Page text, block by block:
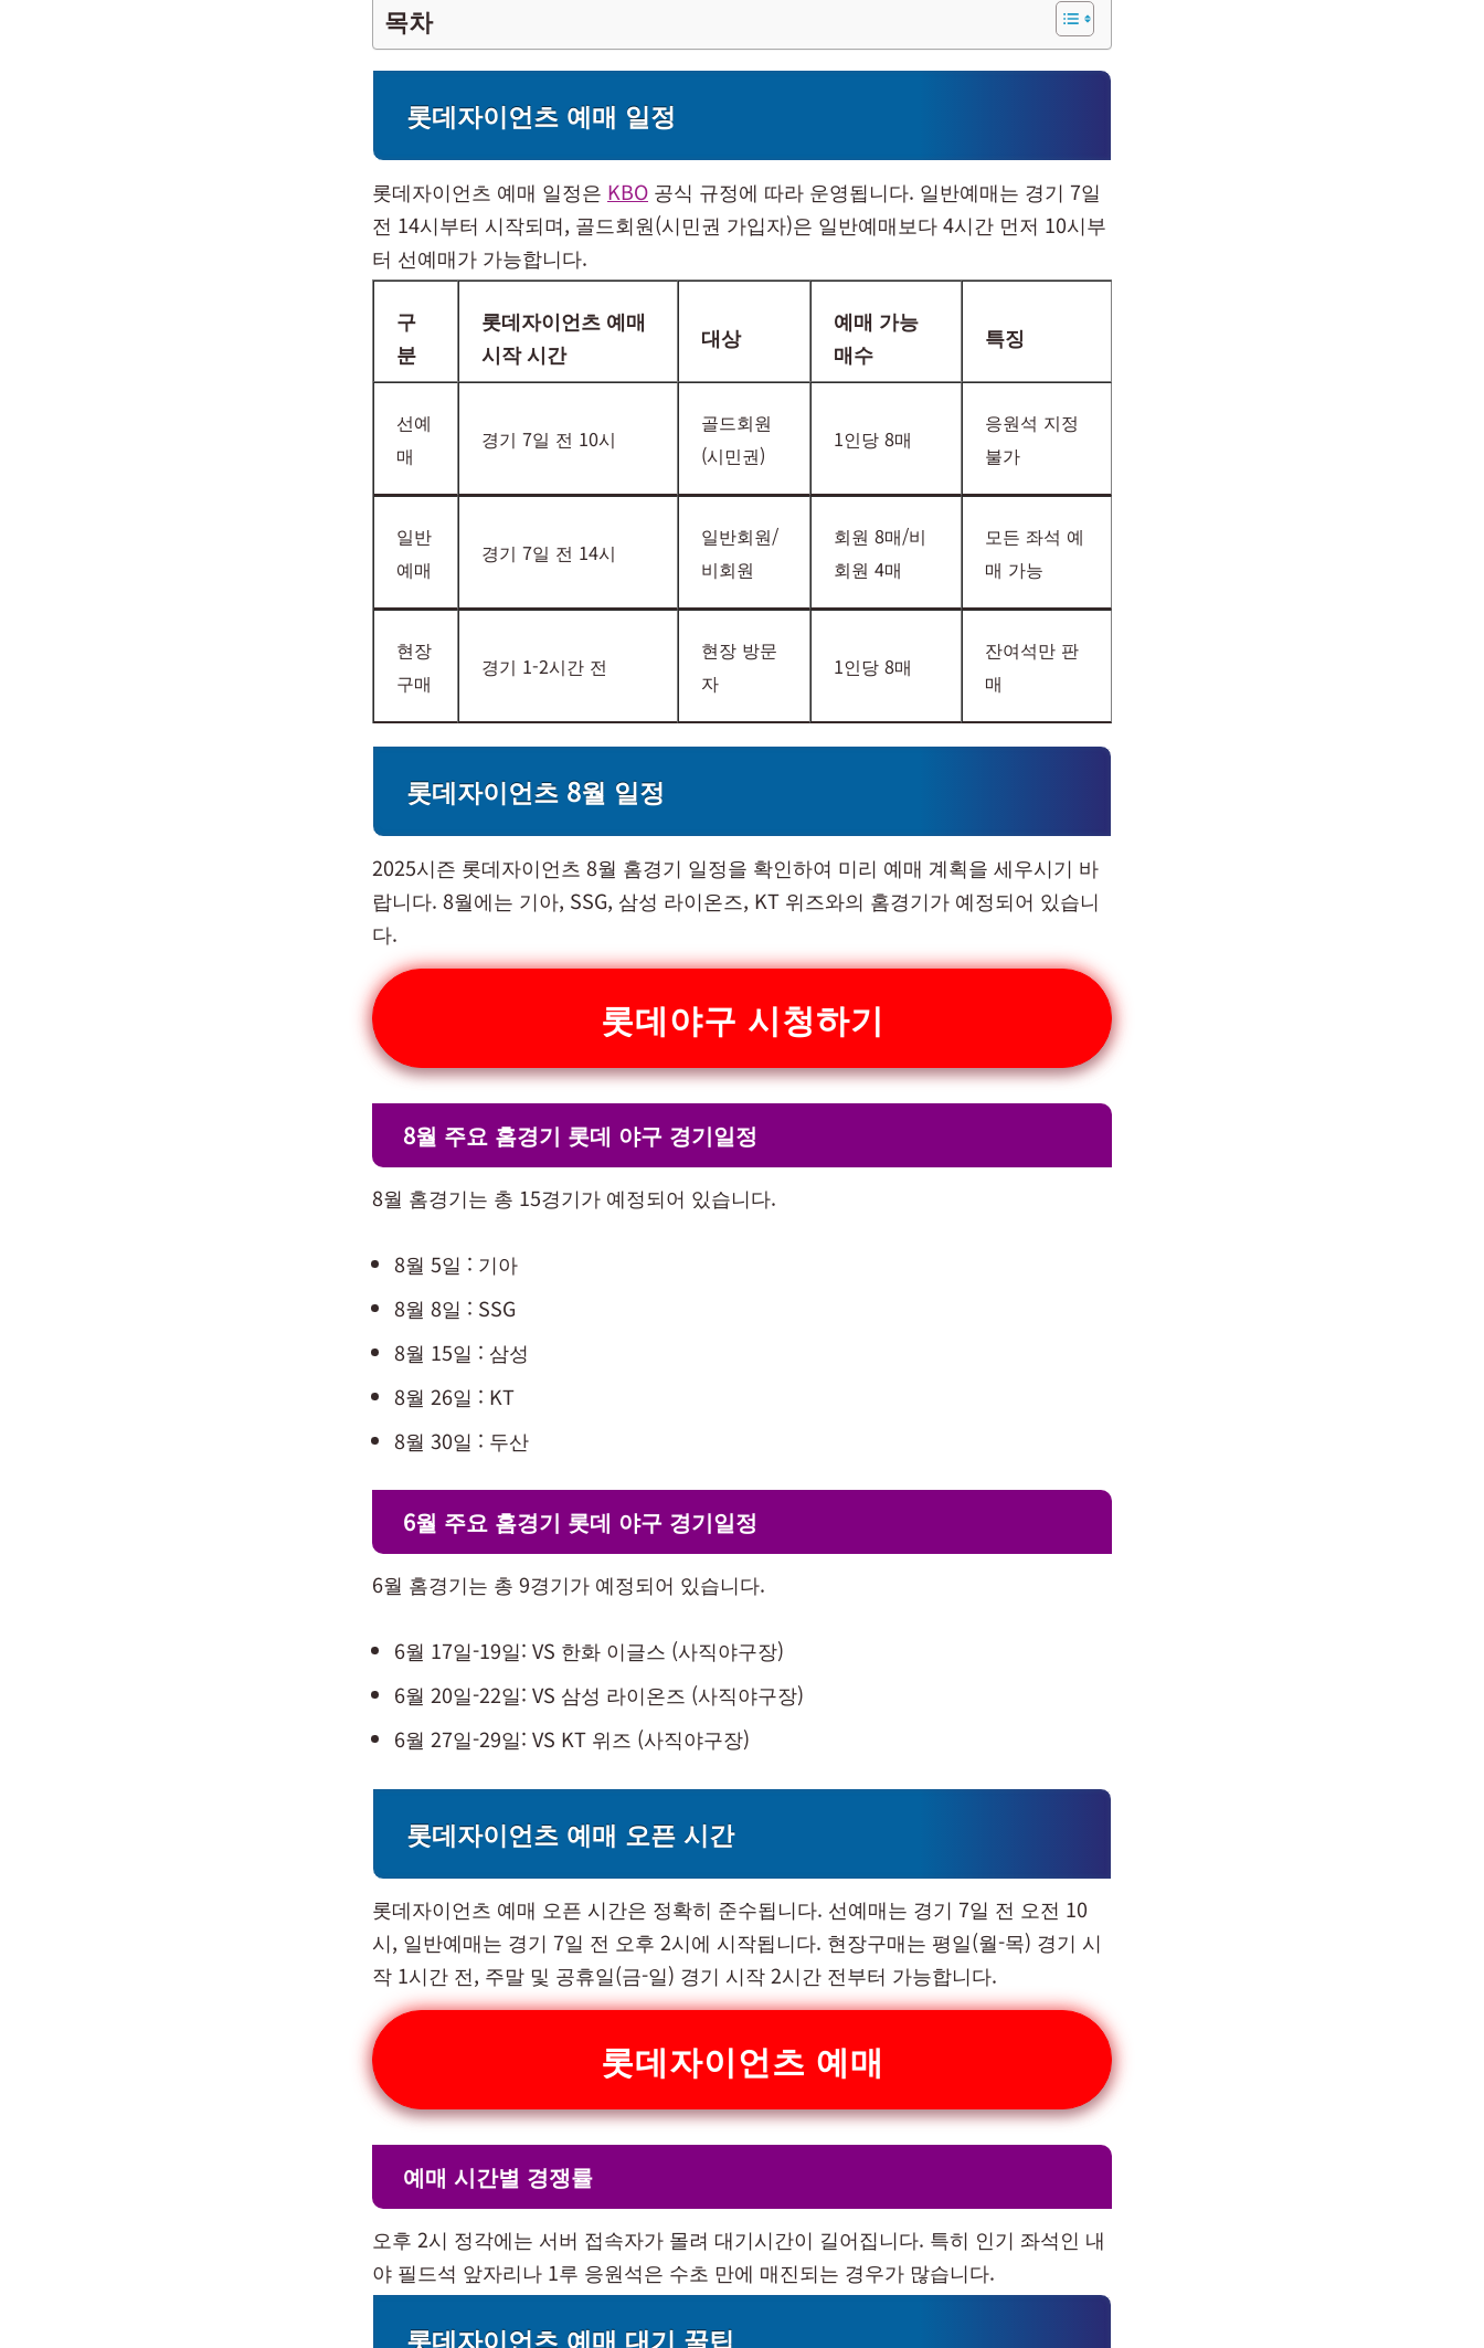
목차
롯데자이언츠 예매 일정
롯데자이언츠 예매 일정은 KBO 공식 규정에 따라 운영됩니다. 일반예매는 경기 7일
전 14시부터 시작되며, 골드회원(시민권 가입자)은 일반예매보다 4시간 먼저 10시부
터 선예매가 가능합니다.
구
분
롯데자이언츠 예매
시작 시간
대상
예매 가능
매수
특징
선예
매
경기 7일 전 10시
골드회원
(시민권)
1인당 8매
응원석 지정
불가
일반
예매
경기 7일 전 14시
일반회원/
비회원
회원 8매/비
회원 4매
모든 좌석 예
매 가능
현장
구매
경기 1-2시간 전
현장 방문
자
1인당 8매
잔여석만 판
매
롯데자이언츠 8월 일정
2025시즌 롯데자이언츠 8월 홈경기 일정을 확인하여 미리 예매 계획을 세우시기 바
랍니다. 8월에는 기아, SSG, 삼성 라이온즈, KT 위즈와의 홈경기가 예정되어 있습니
다.
롯데야구 시청하기
8월 주요 홈경기 롯데 야구 경기일정
8월 홈경기는 총 15경기가 예정되어 있습니다.
8월 5일 : 기아
8월 8일 : SSG
8월 15일 : 삼성
8월 26일 : KT
8월 30일 : 두산
6월 주요 홈경기 롯데 야구 경기일정
6월 홈경기는 총 9경기가 예정되어 있습니다.
6월 17일-19일: VS 한화 이글스 (사직야구장)
6월 20일-22일: VS 삼성 라이온즈 (사직야구장)
6월 27일-29일: VS KT 위즈 (사직야구장)
롯데자이언츠 예매 오픈 시간
롯데자이언츠 예매 오픈 시간은 정확히 준수됩니다. 선예매는 경기 7일 전 오전 10
시, 일반예매는 경기 7일 전 오후 2시에 시작됩니다. 현장구매는 평일(월-목) 경기 시
작 1시간 전, 주말 및 공휴일(금-일) 경기 시작 2시간 전부터 가능합니다.
롯데자이언츠 예매
예매 시간별 경쟁률
오후 2시 정각에는 서버 접속자가 몰려 대기시간이 길어집니다. 특히 인기 좌석인 내
야 필드석 앞자리나 1루 응원석은 수초 만에 매진되는 경우가 많습니다.
롯데자이언츠 예매 대기 꿀팁